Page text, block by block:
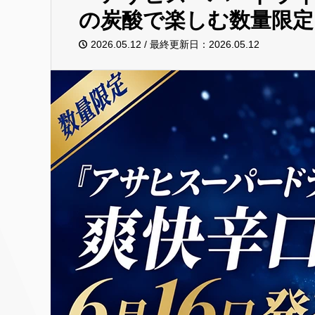
の炭酸で楽しむ数量限
2026.05.12 / 最終更新日：2026.05.12